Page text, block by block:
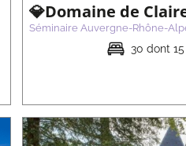
💎Domaine de
Séminaire Auvergne-Rhône-
30 dont